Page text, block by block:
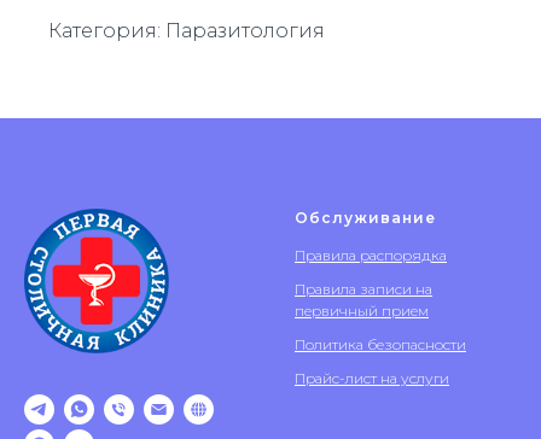
Категория: Паразитология
Обслуживание
Правила распорядка
Правила записи на
первичный прием
Политика безопасности
Прайс-лист на услуги